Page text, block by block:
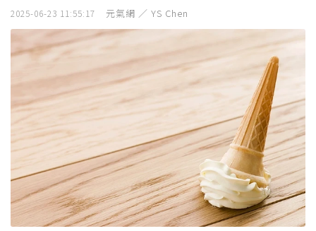
2025-06-23 11:55:17 元氣網 ／ YS Chen